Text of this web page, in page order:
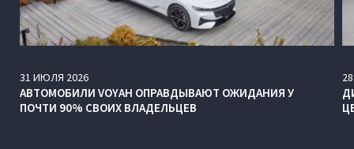
31 ИЮЛЯ 2026
АВТОМОБИЛИ VOYAH ОПРАВДЫВАЮТ ОЖИДАНИЯ У
ПОЧТИ 90% СВОИХ ВЛАДЕЛЬЦЕВ
28